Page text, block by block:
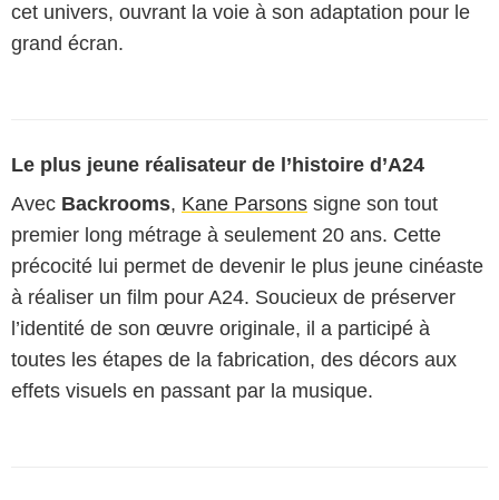
cet univers, ouvrant la voie à son adaptation pour le
grand écran.
Le plus jeune réalisateur de l’histoire d’A24
Avec Backrooms, Kane Parsons signe son tout
premier long métrage à seulement 20 ans. Cette
précocité lui permet de devenir le plus jeune cinéaste
à réaliser un film pour A24. Soucieux de préserver
l’identité de son œuvre originale, il a participé à
toutes les étapes de la fabrication, des décors aux
effets visuels en passant par la musique.